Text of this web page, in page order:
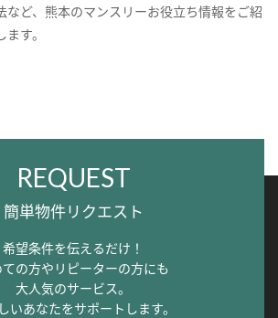
など、熊本のマンスリーお役立ち情報をご紹
ます。
REQUEST
簡単物件リクエスト
希望条件を伝えるだけ！
の方やリピーターの方にも
大人気のサービス。
いあなたをサポートします。